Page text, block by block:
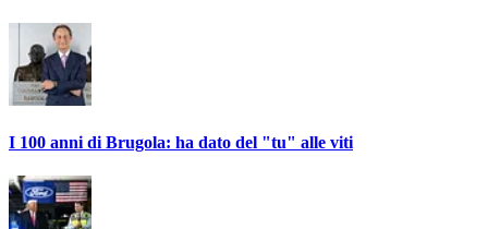
I 100 anni di Brugola: ha dato del "tu" alle viti